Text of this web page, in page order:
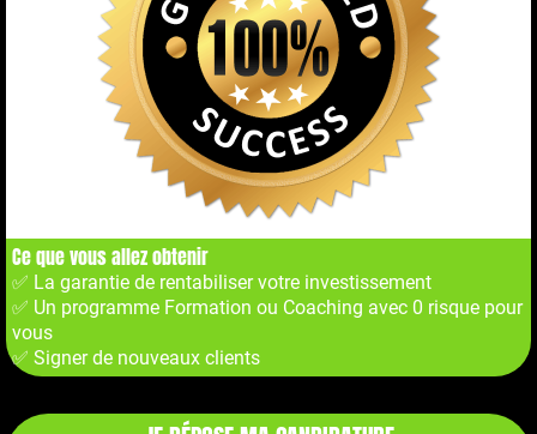
Ce que vous allez obtenir
✅ La garantie de rentabiliser votre investissement
✅ Un programme Formation ou Coaching avec 0 risque pour
vous
✅ Signer de nouveaux clients